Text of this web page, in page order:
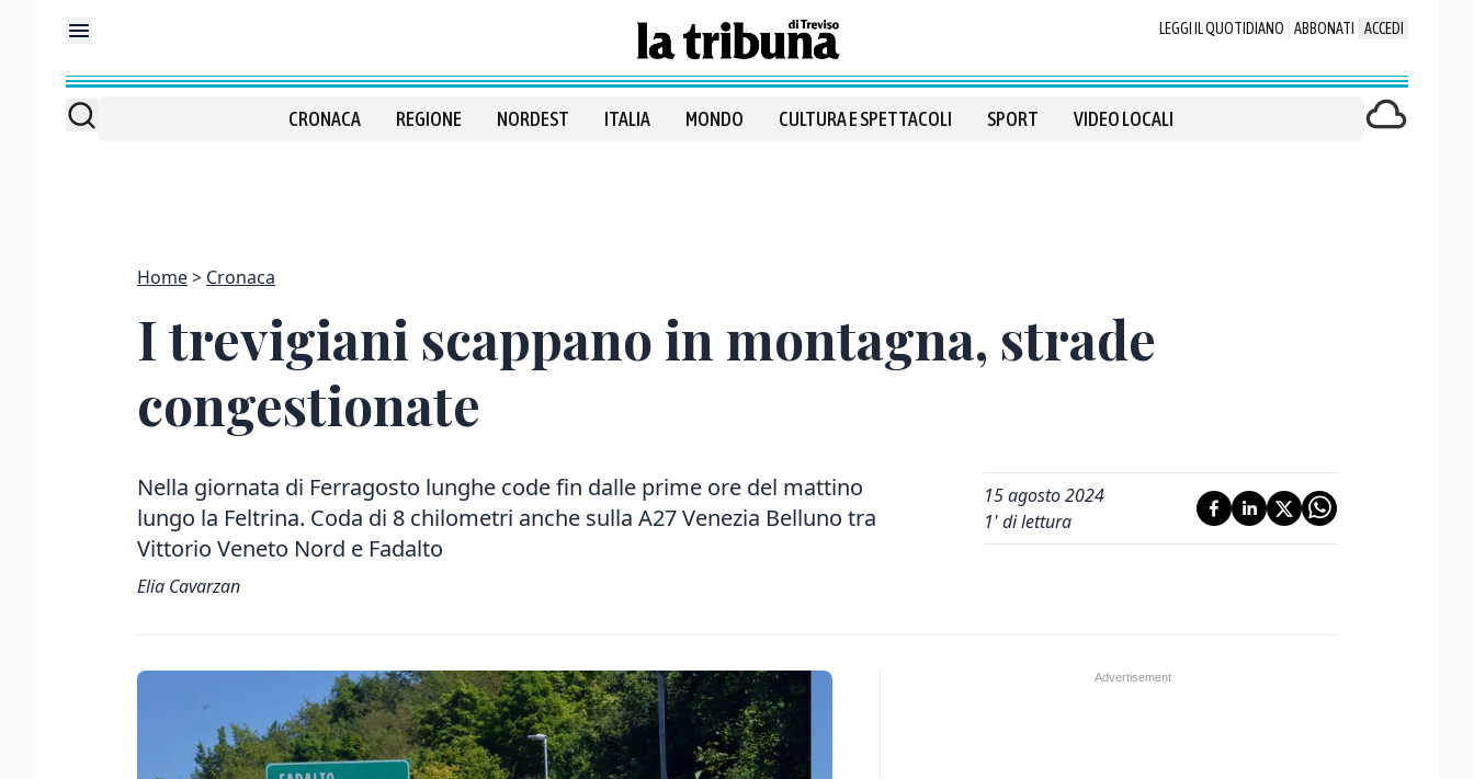
LEGGI IL QUOTIDIANO ABBONATI ACCEDI
CRONACA REGIONE NORDEST ITALIA MONDO CULTURA E SPETTACOLI SPORT VIDEO LOCALI
Home Cronaca
I trevigiani scappano in montagna, strade
congestionate
Nella giornata di Ferragosto lunghe code fin dalle prime ore del mattino
lungo la Feltrina. Coda di 8 chilometri anche sulla A27 Venezia Belluno tra
Vittorio Veneto Nord e Fadalto
Elia Cavarzan
15 agosto 2024
1' di lettura